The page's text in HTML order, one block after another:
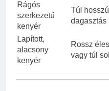
Rágós
szerkezetű
kenyér
Túl hosszú
dagasztás
Lapított,
alacsony
kenyér
Rossz
vagy túl